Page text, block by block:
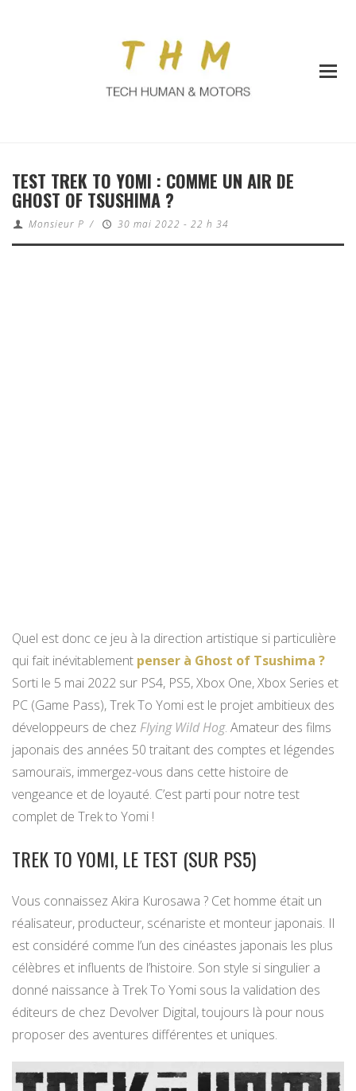
TEST TREK TO YOMI : COMME UN AIR DE
GHOST OF TSUSHIMA ?
Monsieur P / 30 mai 2022 - 22 h 34
Quel est donc ce jeu à la direction artistique si particulière
qui fait inévitablement penser à Ghost of Tsushima ?
Sorti le 5 mai 2022 sur PS4, PS5, Xbox One, Xbox Series et
PC (Game Pass), Trek To Yomi est le projet ambitieux des
développeurs de chez Flying Wild Hog. Amateur des films
japonais des années 50 traitant des comptes et légendes
samouraïs, immergez-vous dans cette histoire de
vengeance et de loyauté. C’est parti pour notre test
complet de Trek to Yomi !
TREK TO YOMI, LE TEST (SUR PS5)
Vous connaissez Akira Kurosawa ? Cet homme était un
réalisateur, producteur, scénariste et monteur japonais. Il
est considéré comme l’un des cinéastes japonais les plus
célèbres et influents de l’histoire. Son style si singulier a
donné naissance à Trek To Yomi sous la validation des
éditeurs de chez Devolver Digital, toujours là pour nous
proposer des aventures différentes et uniques.